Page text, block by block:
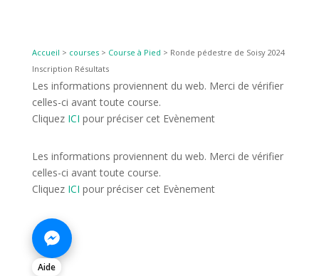
Accueil > courses> Course à Pied > Ronde pédestre de Soisy 2024
Inscription Résultats
Les informations proviennent du web. Merci de vérifier
celles-ci avant toute course.
Cliquez ICI pour préciser cet Evènement
Les informations proviennent du web. Merci de vérifier
celles-ci avant toute course.
Cliquez ICI pour préciser cet Evènement
Aide